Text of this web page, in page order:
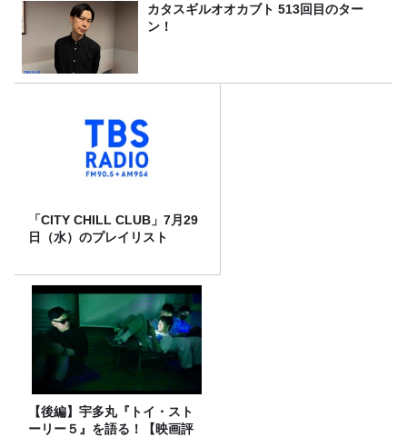
カタスギルオオカブト 513回目のター
ン！
「CITY CHILL CLUB」7月29
日（水）のプレイリスト
【後編】宇多丸『トイ・スト
ーリー５』を語る！【映画評